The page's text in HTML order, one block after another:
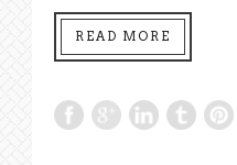
READ MORE